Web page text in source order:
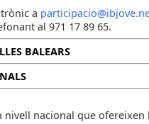
a
al 971 17 89 65.
BALEARS
nivell nacional que